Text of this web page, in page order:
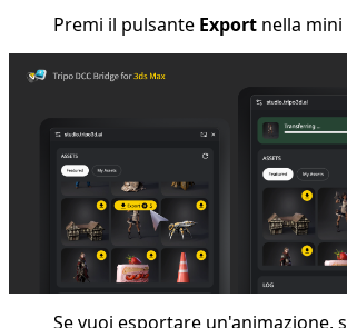
Premi il pulsante Export nella
Se vuoi esportare un'animazione,